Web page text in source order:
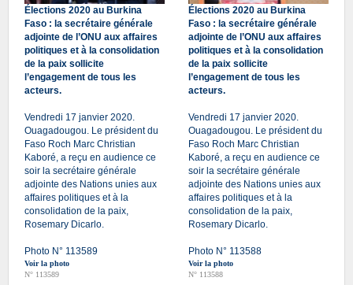
Élections 2020 au Burkina
Faso : la secrétaire générale
adjointe de l’ONU aux affaires
politiques et à la consolidation
de la paix sollicite
l’engagement de tous les
acteurs.
Vendredi 17 janvier 2020.
Ouagadougou. Le président du
Faso Roch Marc Christian
Kaboré, a reçu en audience ce
soir la secrétaire générale
adjointe des Nations unies aux
affaires politiques et à la
consolidation de la paix,
Rosemary Dicarlo.
Photo N° 113589
Voir la photo
N° 113589
Élections 2020 au Burkina
Faso : la secrétaire générale
adjointe de l’ONU aux affaires
politiques et à la consolidation
de la paix sollicite
l’engagement de tous les
acteurs.
Vendredi 17 janvier 2020.
Ouagadougou. Le président du
Faso Roch Marc Christian
Kaboré, a reçu en audience ce
soir la secrétaire générale
adjointe des Nations unies aux
affaires politiques et à la
consolidation de la paix,
Rosemary Dicarlo.
Photo N° 113588
Voir la photo
N° 113588